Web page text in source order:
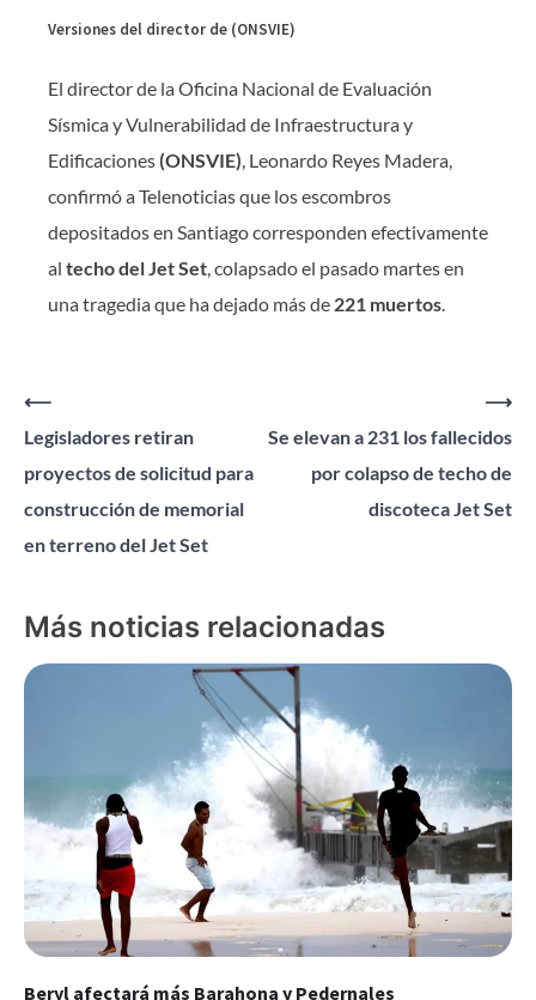
Versiones del director de (ONSVIE)
El director de la Oficina Nacional de Evaluación
Sísmica y Vulnerabilidad de Infraestructura y
Edificaciones(ONSVIE), Leonardo Reyes Madera,
confirmó a Telenoticias que los escombros
depositados en Santiago corresponden efectivamente
al techo del Jet Set, colapsado el pasado martes en
una tragedia que ha dejado más de 221 muertos.
Navegación
de
entradas
⟵
Legisladores retiran
proyectos de solicitud para
construcción de memorial
en terreno del Jet Set
Se elevan a 231 los fallecidos
por colapso de techo de
discoteca Jet Set
⟶
Más noticias relacionadas
Beryl afectará más Barahona y Pedernales